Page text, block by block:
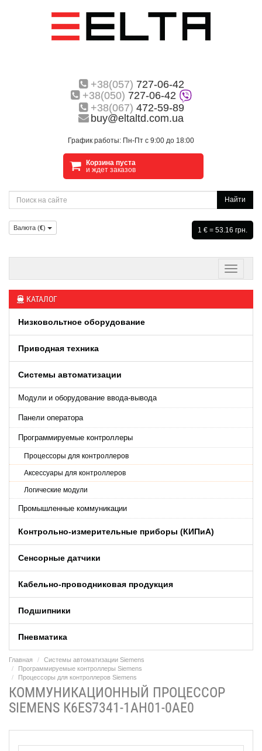
+38(057) 727-06-42
+38(050) 727-06-42
+38(067) 472-59-89
buy@eltaltd.com.ua
График работы: Пн-Пт с 9:00 до 18:00
Корзина пуста
и ждет заказов
Найти
Валюта (€) 1 € = 53.16 грн.
КАТАЛОГ
Низковольтное оборудование
Приводная техника
Системы автоматизации
Модули и оборудование ввода-вывода
Панели оператора
Программируемые контроллеры
Процессоры для контроллеров
Аксессуары для контроллеров
Логические модули
Промышленные коммуникации
Контрольно-измерительные приборы (КИПиA)
Сенсорные датчики
Кабельно-проводниковая продукция
Подшипники
Пневматика
Главная
Системы автоматизации Siemens
Программируемые контроллеры Siemens
Процессоры для контроллеров Siemens
КОММУНИКАЦИОННЫЙ ПРОЦЕССОР
SIEMENS К6ES7341-1AH01-0AE0